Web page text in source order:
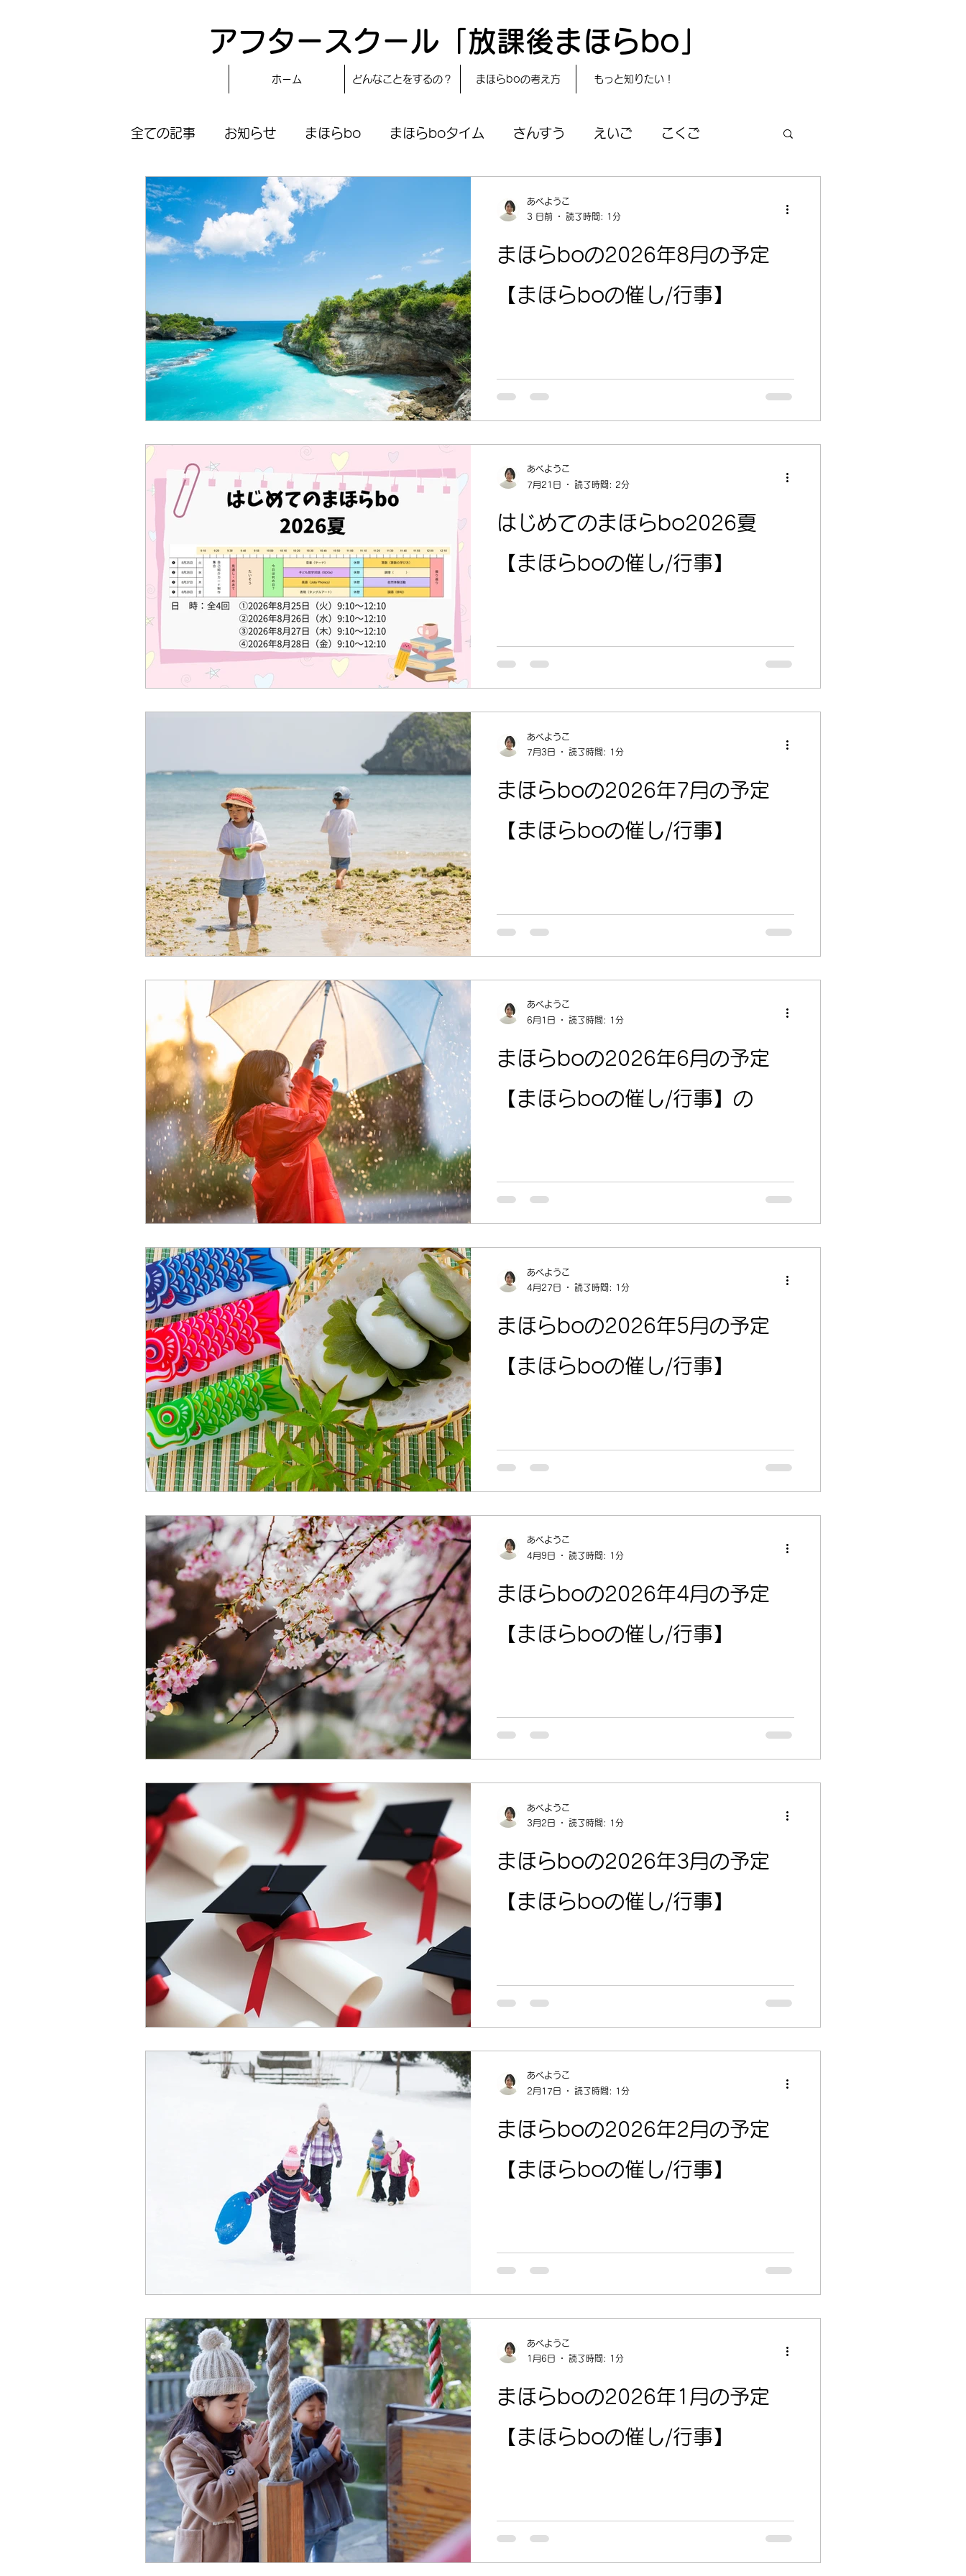
アフタースクール「放課後まほらbo」
ホーム どんなことをするの？ まほらboの考え方 もっと知りたい！
全ての記事 お知らせ まほらbo まほらboタイム さんすう えいご こくご
スタッフブログ 〝自分で作る〟もぐもぐタイム
まほらboのえぇ話／対話 まほらboの学習／仕事 まほらboのあそび
まほらじお SDGs 今日は何の日？ 冒険まほらbo
まほらboの2026年8月の予定
【まほらboの催し/行事】
あべようこ
3 日前
読了時間: 1分
はじめてのまほらbo2026夏
【まほらboの催し/行事】
あべようこ
7月21日
読了時間: 2分
まほらboの2026年7月の予定
【まほらboの催し/行事】
あべようこ
7月3日
読了時間: 1分
まほらboの2026年6月の予定
【まほらboの催し/行事】の
あべようこ
6月1日
読了時間: 1分
まほらboの2026年5月の予定
【まほらboの催し/行事】
あべようこ
4月27日
読了時間: 1分
まほらboの2026年4月の予定
【まほらboの催し/行事】
あべようこ
4月9日
読了時間: 1分
まほらboの2026年3月の予定
【まほらboの催し/行事】
あべようこ
3月2日
読了時間: 1分
まほらboの2026年2月の予定
【まほらboの催し/行事】
あべようこ
2月17日
読了時間: 1分
まほらboの2026年1月の予定
【まほらboの催し/行事】
あべようこ
1月6日
読了時間: 1分